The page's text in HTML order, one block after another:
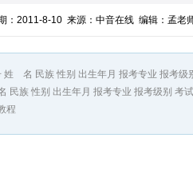
：2011-8-10 来源：中音在线 编辑：孟老
名 民族 性别 出生年月 报考专业 报考
性别 出生年月 报考专业 报考级别 考
程